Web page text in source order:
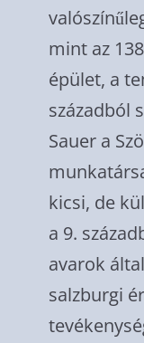
mint az
épület, a
századból
Sauer a
kicsi, de
a 9.
avarok
salzburgi